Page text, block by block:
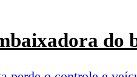
do